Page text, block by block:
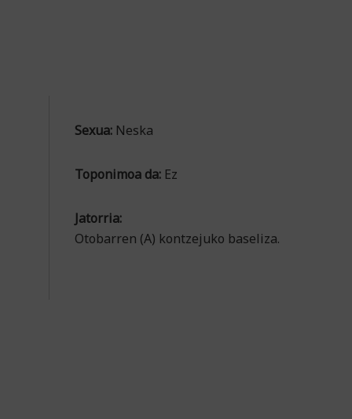
Sexua: Neska
Toponimoa da: Ez
Jatorria:
Otobarren (A) kontzejuko baseliza.